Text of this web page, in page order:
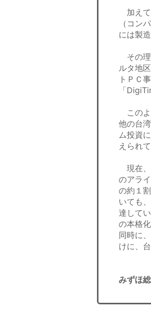
加えて
（コン
には製
その理
ルタ地
トＰＣ
「
このよ
他の台
ム投資
えられ
現在、
のアラ
の約１
いても
達して
の本格
同時に
けに、
みずほ